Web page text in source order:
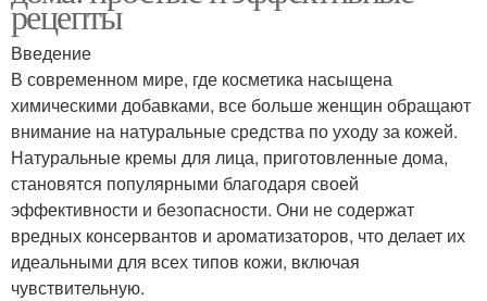
рецепты
Введение
В современном мире, где косметика насыщена
химическими добавками, все больше женщин обращают
внимание на натуральные средства по уходу за кожей.
Натуральные кремы для лица, приготовленные дома,
становятся популярными благодаря своей
эффективности и безопасности. Они не содержат
вредных консервантов и ароматизаторов, что делает их
идеальными для всех типов кожи, включая
чувствительную.